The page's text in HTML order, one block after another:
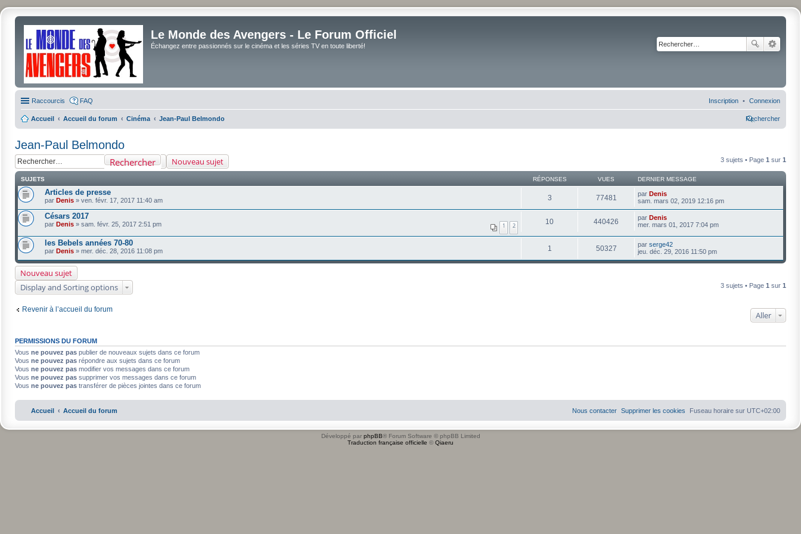
Le Monde des Avengers - Le Forum Officiel
Échangez entre passionnés sur le cinéma et les séries TV en toute liberté!
Raccourcis FAQ Connexion
Inscription
Accueil Accueil du forum Cinéma Jean-Paul Belmondo Rechercher
Jean-Paul Belmondo
Nouveau sujet
Rechercher 3 sujets • Page 1 sur 1
SUJETS RÉPONSES VUES DERNIER MESSAGE
Articles de presse
par Denis » ven. févr. 17, 2017 11:40 am 3 77481 par Denis
sam. mars 02, 2019 12:16 pm
Césars 2017
par Denis » sam. févr. 25, 2017 2:51 pm 1 2 10 440426 par Denis
mer. mars 01, 2017 7:04 pm
les Bebels années 70-80
par Denis » mer. déc. 28, 2016 11:08 pm 1 50327 par serge42
jeu. déc. 29, 2016 11:50 pm
Nouveau sujet
Display and Sorting options
3 sujets • Page 1 sur 1
Revenir à l’accueil du forum
Aller
PERMISSIONS DU FORUM
Vous ne pouvez pas publier de nouveaux sujets dans ce forum
Vous ne pouvez pas répondre aux sujets dans ce forum
Vous ne pouvez pas modifier vos messages dans ce forum
Vous ne pouvez pas supprimer vos messages dans ce forum
Vous ne pouvez pas transférer de pièces jointes dans ce forum
Accueil Accueil du forum Fuseau horaire sur UTC+02:00
Supprimer les cookies
Nous contacter
Développé par phpBB® Forum Software © phpBB Limited
Traduction française officielle © Qiaeru